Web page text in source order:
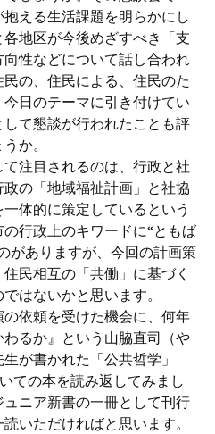
える生活課題を明らかにし
地区が今後めざすべき「支
性などについて話し合われ
の、住民による、住民のた
日のテーマに引き付けてい
て懇談が行われたことも評
か。
注目されるのは、行政と社
の「地域福祉計画」と社協
体的に策定しているという
行政上のキワードに“ともば
がありますが、今回の計画策
民相互の「共働」に基づく
はないかと思います。
依頼を受けた機会に、何年
るか』という山脇直司（や
が書かれた「公共哲学」
ての本を読み返してみまし
ュニア新書の一冊として刊行
いただければと思います。